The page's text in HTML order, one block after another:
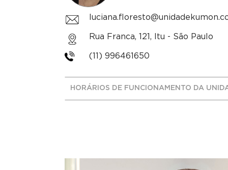
Rua Franca, 121, Itu - São Paulo
(11) 996461650
HORÁRIOS DE FUNCIONAMENTO DA